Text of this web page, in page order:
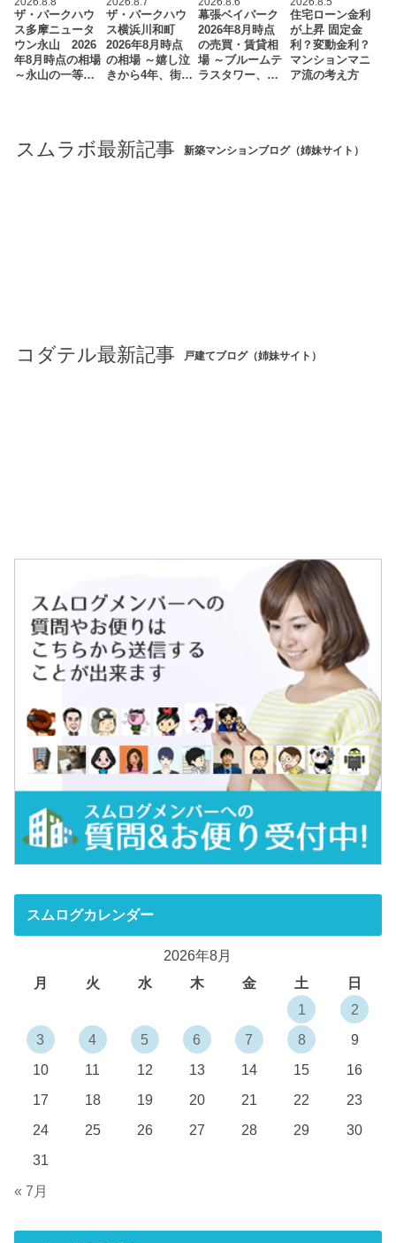
ザ・パークハウ
ス多摩ニュータ
ウン永山 2026
年8月時点の相場
～永山の一等…
ザ・パークハウ
ス横浜川和町
2026年8月時点
の相場 ～嬉し泣
きから4年、街…
幕張ベイパーク
2026年8月時点
の売買・賃貸相
場 ～ブルームテ
ラスタワー、…
住宅ローン金利
が上昇 固定金
利？変動金利？
マンションマニ
ア流の考え方
スムラボ最新記事 新築マンションブログ（姉妹サイト）
コダテル最新記事 戸建てブログ（姉妹サイト）
スムログカレンダー
2026年8月
月
火 水 木 金 土
日
1
2
3
4 5 6 7 8
9
10
11 12 13 14 15
16
17
18 19 20 21 22
23
24
25 26 27 28 29
30
31
« 7月